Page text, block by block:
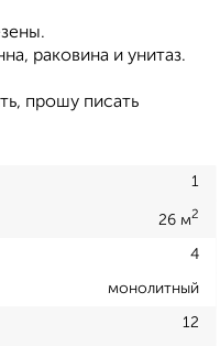
раковина и унитаз.
прошу писать
1
26 м2
4
монолитный
12